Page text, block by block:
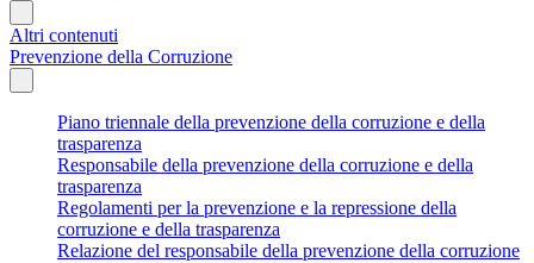
Altri contenuti
Prevenzione della Corruzione
Piano triennale della prevenzione della corruzione e della
trasparenza
Responsabile della prevenzione della corruzione e della
trasparenza
Regolamenti per la prevenzione e la repressione della
corruzione e della trasparenza
Relazione del responsabile della prevenzione della corruzione